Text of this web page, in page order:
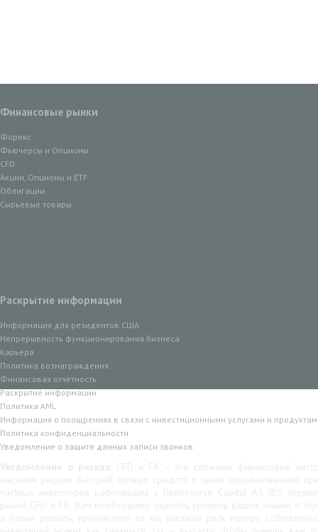
Финансовые рынки
Форекс
Фьючерсы и Опционы
CFD
Акции, Опционы и ETF
Облигации
Сырьевые товары
Раскрытие информации
Информация для резидентов США
Непрерывность функционирования бизнеса
Карьера
Политика вознаграждения
Финансовая отчетность
Раскрытие информации
Политика AML
Информация о поощрениях в связи с инвестиционными услугами и
Политика конфиденциальности
Уведомление о защите данных записи звонков